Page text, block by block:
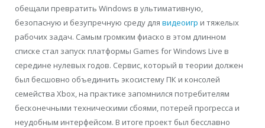
обещали превратить Windows в ультимативную,
безопасную и безупречную среду для видеоигр и тяжелых
рабочих задач. Самым громким фиаско в этом длинном
списке стал запуск платформы Games for Windows Live в
середине нулевых годов. Сервис, который в теории должен
был бесшовно объединить экосистему ПК и консолей
семейства Xbox, на практике запомнился потребителям
бесконечными техническими сбоями, потерей прогресса и
неудобным интерфейсом. В итоге проект был бесславно